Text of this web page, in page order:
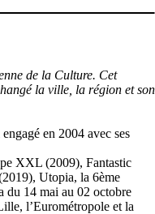
de la Culture. Cet
la ville, la région et son
en 2004 avec ses
XXL (2009), Fantastic
Utopia, la 6ème
du 14 mai au 02 octobre
l’Eurométropole et la